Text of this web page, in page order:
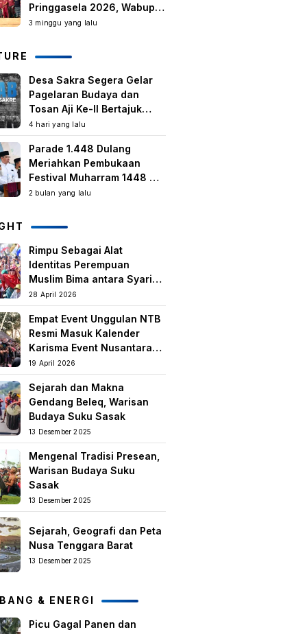
Pringgasela 2026, Wabup:
Kegiatan Berbasis
3 minggu yang lalu
Desa Sakra Segera Gelar
Pagelaran Budaya dan
Tosan Aji Ke-II Bertajuk
Samuhita Sakre
4 hari yang lalu
Parade 1.448 Dulang
Meriahkan Pembukaan
Festival Muharram 1448 H
di Lombok Timur
2 bulan yang lalu
Rimpu Sebagai Alat
Identitas Perempuan
Muslim Bima antara Syariat,
Tradisi lokal, dan
Manifestasi Nilai-nilai
keislaman
28 April 2026
Empat Event Unggulan NTB
Resmi Masuk Kalender
Karisma Event Nusantara
(KEN) 2026
19 April 2026
Sejarah dan Makna
Gendang Beleq, Warisan
Budaya Suku Sasak
13 Desember 2025
Mengenal Tradisi Presean,
Warisan Budaya Suku
Sasak
13 Desember 2025
Sejarah, Geografi dan Peta
Nusa Tenggara Barat
13 Desember 2025
& ENERGI
Picu Gagal Panen dan